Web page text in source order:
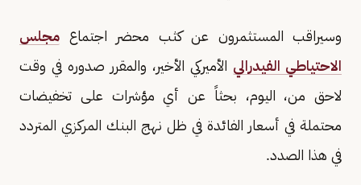
وسيراقب المستثمرون عن كثب محضر اجتماع مجلس
الاحتياطي الفيدرالي الأميركي الأخير، والمقرر صدوره في وقت
لاحق من، اليوم، بحثاً عن أي مؤشرات على تخفيضات
محتملة في أسعار الفائدة في ظل نهج البنك المركزي المتردد
في هذا الصدد.